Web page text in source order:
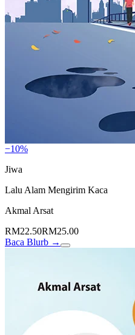
−10%
Jiwa
Lalu Alam Mengirim Kaca
Akmal Arsat
RM22.50RM25.00
Baca Blurb →